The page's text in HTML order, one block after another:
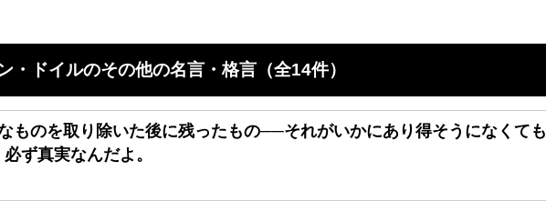
・ドイルのその他の名言・格言（全14件）
ものを取り除いた後に残ったもの──それがいかにあり得そうになくても
ず真実なんだよ。